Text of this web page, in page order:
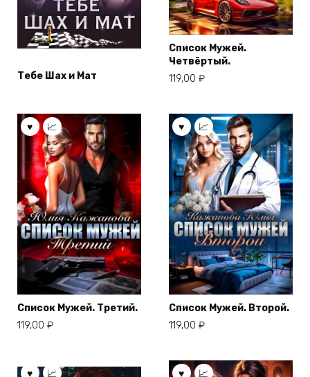
Тебе Шах и Мат
Список Мужей.
Четвёртый.
119,00 ₽
Список Мужей. Третий.
119,00 ₽
Список Мужей. Второй.
119,00 ₽